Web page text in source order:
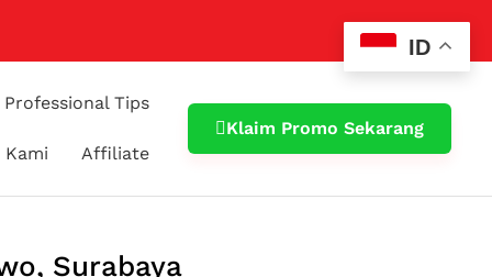
Professional Tips
Kami Affiliate
Klaim Promo Sekarang
Surabaya
ID